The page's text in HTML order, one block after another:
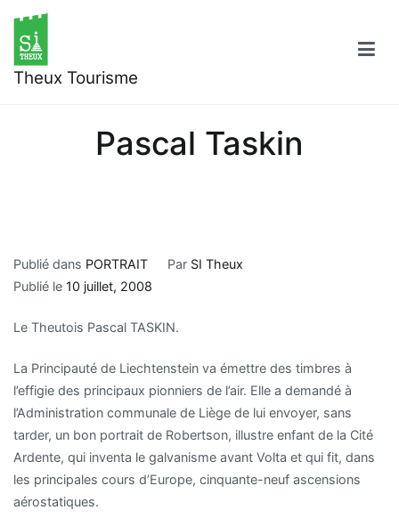
contenu
Theux Tourisme
Pascal Taskin
Publié dans PORTRAIT Par SI Theux
Publié le 10 juillet, 2008
Le Theutois Pascal TASKIN.
La Principauté de Liechtenstein va émettre des timbres à
l’effigie des principaux pionniers de l’air. Elle a demandé à
l’Administration communale de Liège de lui envoyer, sans
tarder, un bon portrait de Robertson, illustre enfant de la Cité
Ardente, qui inventa le galvanisme avant Volta et qui fit, dans
les principales cours d’Europe, cinquante-neuf ascensions
aérostatiques.